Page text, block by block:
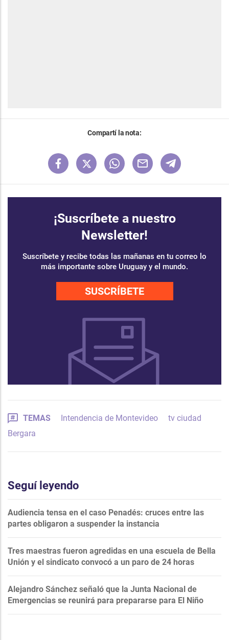
Compartí la nota:
¡Suscríbete a nuestro
Newsletter!
Suscríbete y recibe todas las mañanas en tu correo lo
más importante sobre Uruguay y el mundo.
SUSCRÍBETE
TEMAS Intendencia de Montevideo
tv ciudad
Bergara
Seguí leyendo
Audiencia tensa en el caso Penadés: cruces entre las
partes obligaron a suspender la instancia
Tres maestras fueron agredidas en una escuela de Bella
Unión y el sindicato convocó a un paro de 24 horas
Alejandro Sánchez señaló que la Junta Nacional de
Emergencias se reunirá para prepararse para El Niño